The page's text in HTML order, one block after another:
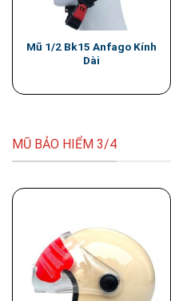
Mũ 1/2 Bk15 Anfago Kính
Dài
MŨ BẢO HIỂM 3/4